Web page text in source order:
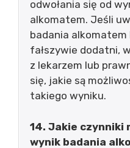
odwołania się od
alkomatem. Jeśli
badania alkomatem
fałszywie dodatni,
z lekarzem lub
się, jakie są
takiego wyniku.
14. Jakie czynniki
wynik badania